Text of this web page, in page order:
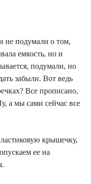
не подумали о том,
емкость, но и
подумали, но
забыли. Вот ведь
Все прописано,
а мы сами сейчас все
крышечку,
ее на